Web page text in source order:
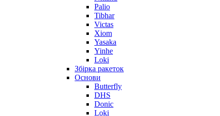
Palio
Tibhar
Victas
Xiom
Yasaka
Yinhe
Loki
Збірка ракеток
Основи
Butterfly
DHS
Donic
Loki